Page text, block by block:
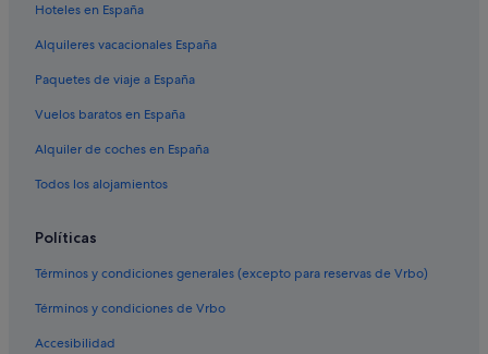
Barwon Heads hoteles
Beech Forest hoteles
Lorne hoteles
Hoteles en España
Alquileres vacacionales España
Paquetes de viaje a España
Vuelos baratos en España
Alquiler de coches en España
Todos los alojamientos
Políticas
Términos y condiciones generales (excepto para reservas de Vrbo)
Términos y condiciones de Vrbo
Accesibilidad